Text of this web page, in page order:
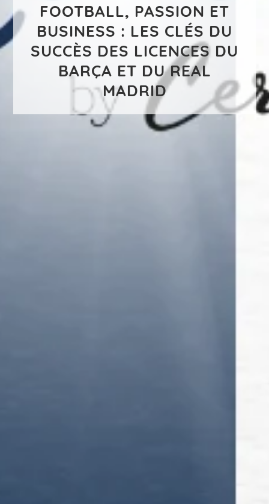
FOOTBALL, PASSION ET
BUSINESS : LES CLÉS DU
SUCCÈS DES LICENCES DU
BARÇA ET DU REAL
MADRID